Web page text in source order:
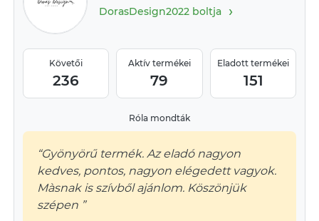
DorasDesign2022 boltja›
Követői
236
Aktív termékei
79
Eladott termékei
151
Róla mondták
“Gyönyörű termék. Az eladó nagyon
kedves, pontos, nagyon elégedett vagyok.
Màsnak is szívből ajánlom. Köszönjük
szépen ”